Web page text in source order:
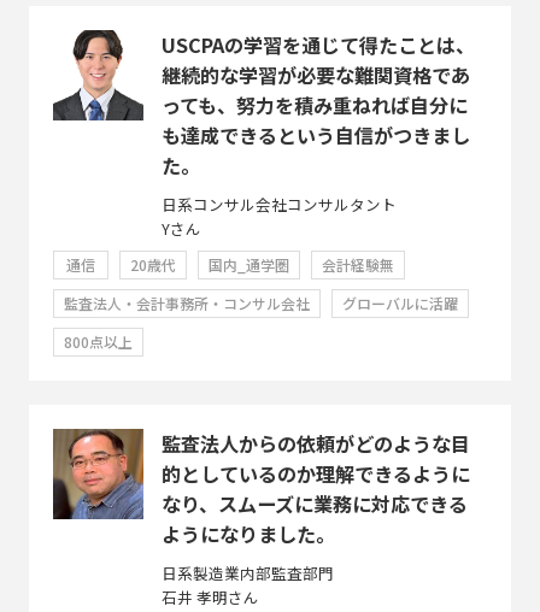
USCPAの学習を通じて得たことは、
継続的な学習が必要な難関資格であ
っても、努力を積み重ねれば自分に
も達成できるという自信がつきまし
た。
日系コンサル会社コンサルタント
Yさん
通信 20歳代 国内_通学圏
会計経験無
監査法人・会計事務所・コンサル会社
グローバルに活躍
800点以上
監査法人からの依頼がどのような目
的としているのか理解できるように
なり、スムーズに業務に対応できる
ようになりました。
日系製造業内部監査部門
石井 孝明さん